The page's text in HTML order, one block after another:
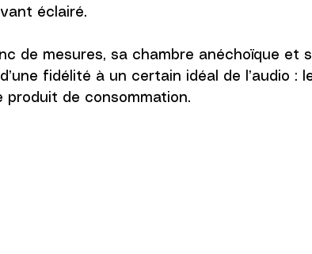
éclairé.
de mesures, sa chambre anéchoïque et
fidélité à un certain idéal de l’audio :
produit de consommation.